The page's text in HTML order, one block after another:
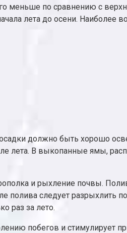
меньше по сравнению с
лета до осени. Наиболее
должно быть хорошо
лета. В выкопанные ямы,
и рыхление почвы.
следует разрыхлить
раз за лето.
побегов и стимулирует